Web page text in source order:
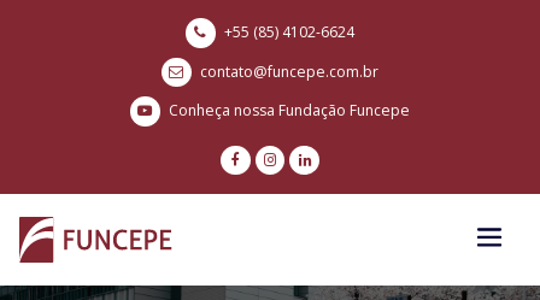
+55 (85) 4102-6624
contato@funcepe.com.br
Conheça nossa Fundação Funcepe